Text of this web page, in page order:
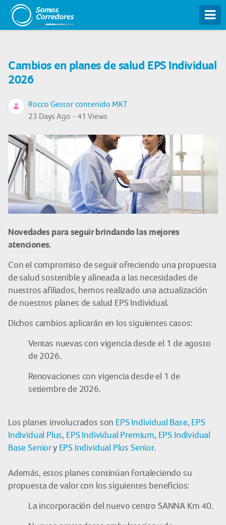
Cambios en planes de salud EPS Individual
2026
Rocco Gestor contenido MKT
23 Days Ago - 41 Views
Novedades para seguir brindando las mejores
atenciones.
Con el compromiso de seguir ofreciendo una propuesta
de salud sostenible y alineada a las necesidades de
nuestros afiliados, hemos realizado una actualización
de nuestros planes de salud EPS Individual.
Dichos cambios aplicarán en los siguientes casos:
Ventas nuevas con vigencia desde el 1 de agosto
de 2026.
Renovaciones con vigencia desde el 1 de
setiembre de 2026.
Los planes involucrados son EPS Individual Base, EPS
Individual Plus, EPS Individual Premium, EPS Individual
Base Seniory EPS Individual Plus Senior.
Además, estos planes continúan fortaleciendo su
propuesta de valor con los siguientes beneficios:
La incorporación del nuevo centro SANNA Km 40.